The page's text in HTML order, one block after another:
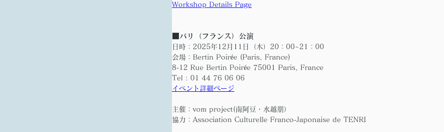
Workshop Details Page
■パリ（フランス）公演
日時：2025年12月11日（木）20：00~21：00
会場：Bertin Poirée (Paris, France)
8-12 Rue Bertin Poirée 75001 Paris, France
Tel : 01 44 76 06 06
イベント詳細ページ
主催：vom project(南阿豆・水越朋）
協力：Association Culturelle Franco-Japonaise de TENRI